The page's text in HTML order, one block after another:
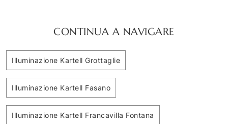
CONTINUA A NAVIGARE
Illuminazione Kartell Grottaglie
Illuminazione Kartell Fasano
Illuminazione Kartell Francavilla Fontana